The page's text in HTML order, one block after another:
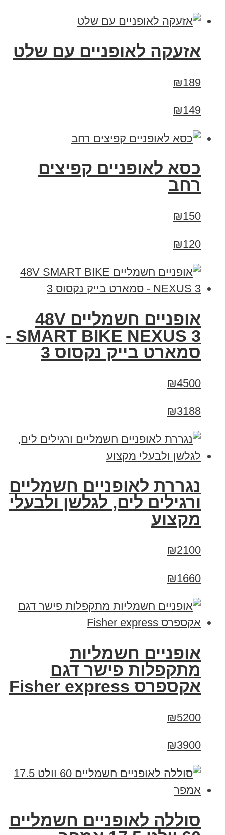
אזעקה לאופניים עם שלט
₪189
₪149
כסא לאופניים קפיצים
רחב
₪150
₪120
אופניים חשמליים 48V
SMART BIKE NEXUS 3 -
סמארט בייק נקסוס 3
₪4500
₪3188
נגררת לאופניים חשמליים
ורגילים לים, לגלשן ולבעלי
מקצוע
₪2100
₪1660
אופניים חשמליות
מתקפלות פישר דגם
אקספרס Fisher express
₪5200
₪3900
סוללה לאופניים חשמליים